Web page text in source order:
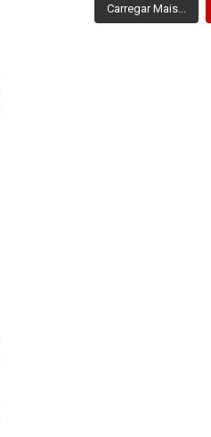
Carregar Mais...